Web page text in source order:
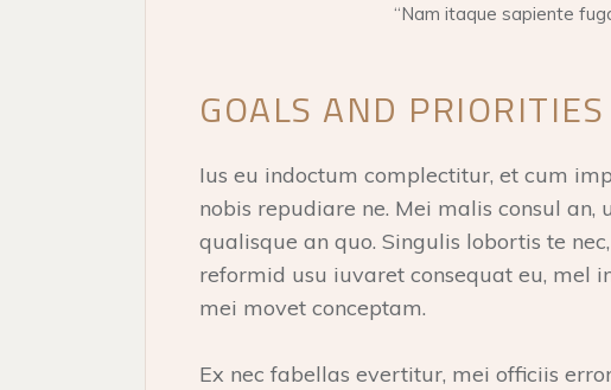
“Nam itaque sapiente
GOALS AND PRIORITIES
Ius eu indoctum complectitur, et cum
nobis repudiare ne. Mei malis consul
qualisque an quo. Singulis lobortis te
reformid usu iuvaret consequat eu, mel
mei movet conceptam.
Ex nec fabellas evertitur, mei officiis